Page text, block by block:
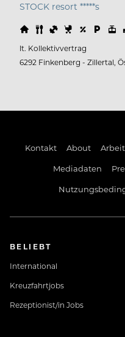
STOCK resort *****s
lt. Kollektivvertrag
6292 Finkenberg - Zillertal,
Kontakt About
Mediadaten
BELIEBT
International
Kreuzfahrtjobs
Rezeptionist/in Jobs